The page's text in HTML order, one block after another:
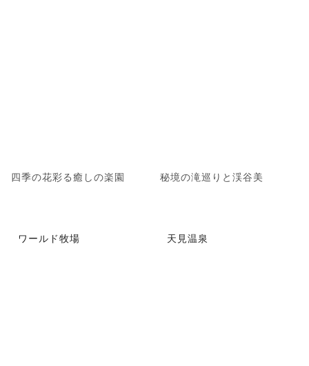
四季の花彩る癒しの楽園 秘境の滝巡りと渓谷美
ワールド牧場 天見温泉